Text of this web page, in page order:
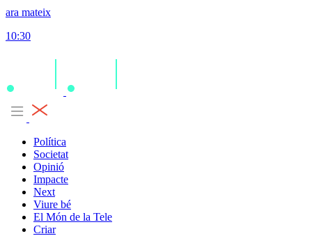
ara mateix
10:30
Política
Societat
Opinió
Impacte
Next
Viure bé
El Món de la Tele
Criar